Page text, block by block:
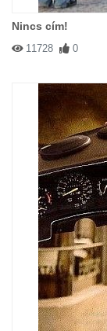
Nincs cím!
11728 0